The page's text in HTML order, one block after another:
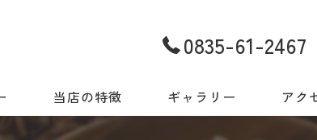
0835-61-2467
当店の特徴 ギャラリー アク